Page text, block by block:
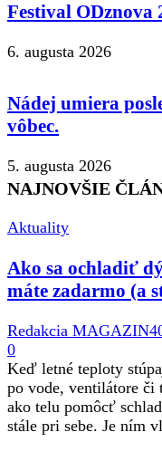
Festival ODznova
6. augusta 2026
Nádej umiera
vôbec.
5. augusta 2026
NAJNOVŠIE
Aktuality
Ako sa ochladiť
máte zadarmo (a
Redakcia
0
Keď letné teploty
po vode, ventilátore či
ako telu pomôcť
stále pri sebe. Je ním